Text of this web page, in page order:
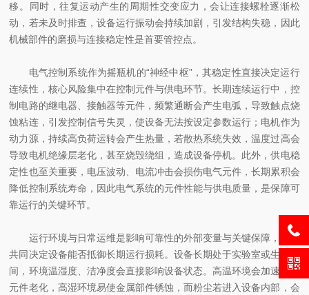
移。同时，往复运动产生的周期性交变应力，会让连接螺栓逐渐松
动，若未及时排查，设备运行振动会持续加剧，引发结构失稳，因此
机械部件的磨损与连接稳定性是首要管控点。
电气控制系统作为摇瓶机的“神经中枢”，其稳定性直接决定运行
连续性，核心风险集中在控制元件与供电环节。长期连续运行中，控
制电路的继电器、接触器等元件，频繁通断会产生电弧，导致触点烧
蚀粘连，引发控制信号失灵，使设备无法按设定参数运行；电机作为
动力源，持续高负荷运转会产生热量，若散热系统失效，温度过高会
导致电机绝缘层老化，甚至烧毁绕组，造成设备停机。此外，供电稳
定性也至关重要，电压波动、电流冲击会损伤电气元件，长期累积会
降低控制系统寿命，因此电气系统的元件性能与供电质量，是保障可
靠运行的关键环节。
运行环境与日常运维是影响可靠性的外部变量与关键保障，二者
共同决定设备能否抵御长期运行损耗。设备长期处于实验室或生产车
间，环境温湿度、洁净度会直接影响设备状态。高温环境会加速电气
元件老化，高湿环境易使金属部件锈蚀，而粉尘若进入设备内部，会